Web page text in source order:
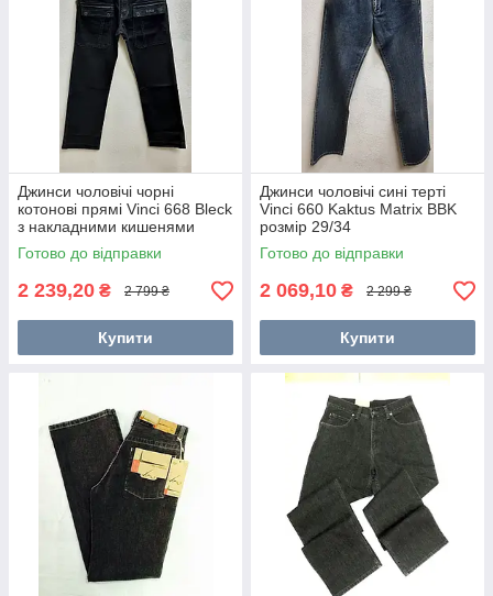
Джинси чоловічі чорні
котонові прямі Vinci 668 Bleck
з накладними кишенями
розмір 29/34, 31/34
Готово до відправки
2 239,20 ₴ 2 799 ₴
Купити
Джинси чоловічі сині терті
Vinci 660 Kaktus Matrix BBK
розмір 29/34
Готово до відправки
2 069,10 ₴ 2 299 ₴
Купити